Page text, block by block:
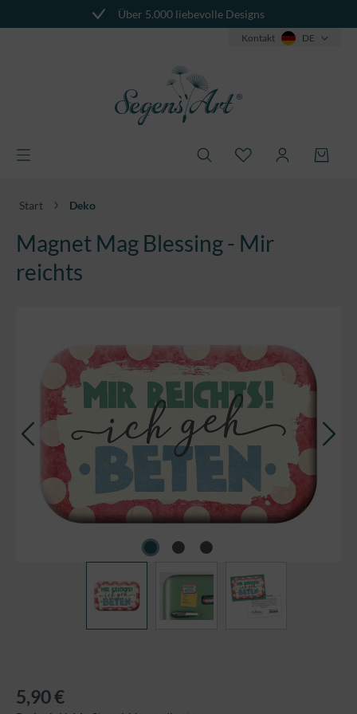
Über 5.000 liebevolle Designs
Kontakt DE
Start Deko
Magnet Mag Blessing - Mir
reichts
5,90 €